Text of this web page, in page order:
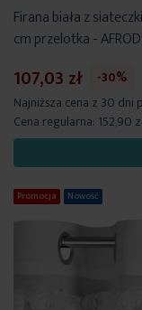
Firana biała z
cm przelotka -
107,03 zł
-30%
Najniższa cena z 30 dni
Cena regularna: 152,90
Promocja Nowość